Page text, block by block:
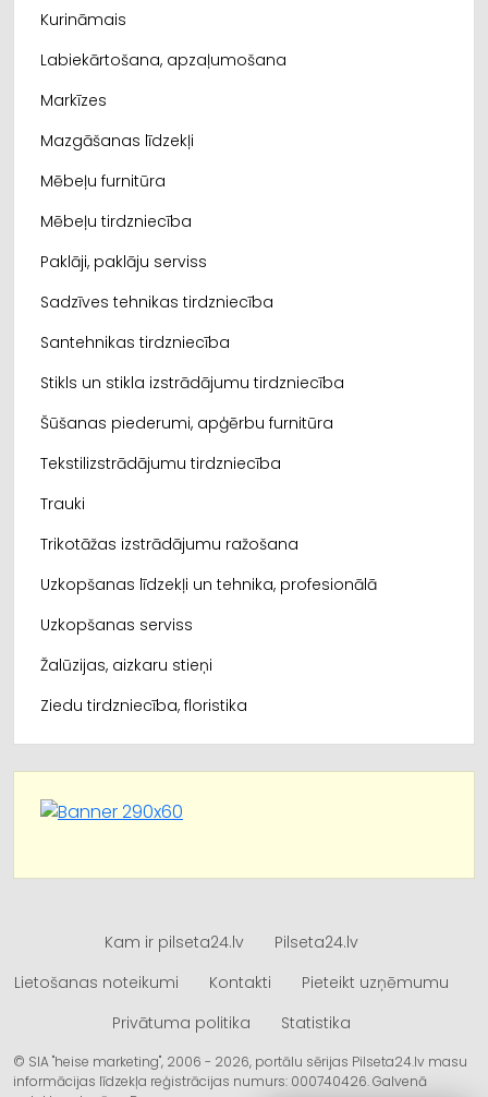
Kurināmais
Labiekārtošana, apzaļumošana
Markīzes
Mazgāšanas līdzekļi
Mēbeļu furnitūra
Mēbeļu tirdzniecība
Paklāji, paklāju serviss
Sadzīves tehnikas tirdzniecība
Santehnikas tirdzniecība
Stikls un stikla izstrādājumu tirdzniecība
Šūšanas piederumi, apģērbu furnitūra
Tekstilizstrādājumu tirdzniecība
Trauki
Trikotāžas izstrādājumu ražošana
Uzkopšanas līdzekļi un tehnika, profesionālā
Uzkopšanas serviss
Žalūzijas, aizkaru stieņi
Ziedu tirdzniecība, floristika
Kam ir pilseta24.lv
Pilseta24.lv
Lietošanas noteikumi
Kontakti
Pieteikt uzņēmumu
Privātuma politika
Statistika
© SIA "heise marketing", 2006 - 2026, portālu sērijas Pilseta24.lv masu
informācijas līdzekļa reģistrācijas numurs: 000740426. Galvenā